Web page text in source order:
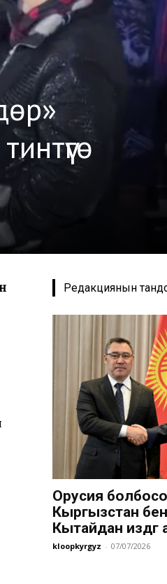
Редакциянын
Орусия
Кыргызстан
Кытайдан
kloopkyrgyz - 07/07/2026